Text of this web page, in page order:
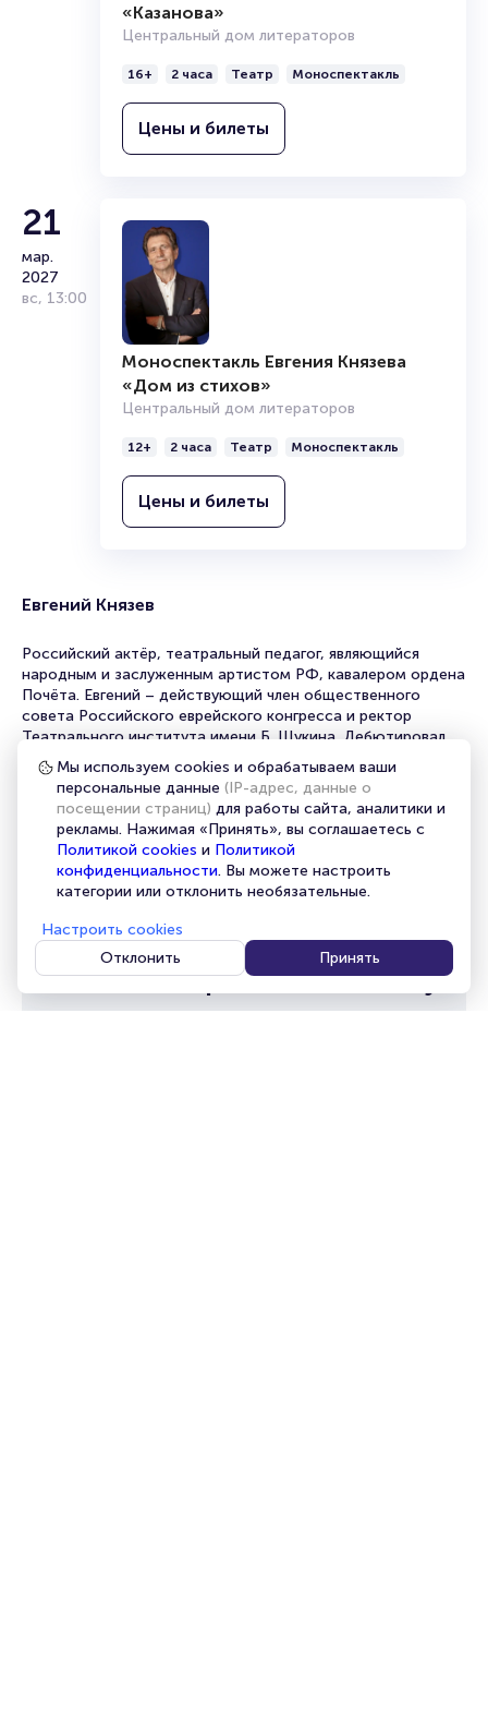
«Казанова»
Центральный дом литераторов
16+ 2 часа Театр Моноспектакль
Цены и билеты
21
мар.
2027
вс, 13:00
Моноспектакль Евгения Князева
«Дом из стихов»
Центральный дом литераторов
12+ 2 часа Театр Моноспектакль
Цены и билеты
Евгений Князев
Российский актёр, театральный педагог, являющийся
народным и заслуженным артистом РФ, кавалером ордена
Почёта. Евгений – действующий член общественного
совета Российского еврейского конгресса и ректор
Театрального института имени Б. Щукина. Дебютировал
на сцене Театра имени Е.Б. Вахтангова. Играл в таких
спектаклях как «Роза и крест», «Анна Каренина», «Ричард
третий», «Маленькие трагедии», «Зойкина квартира». В его
фильмографии более 40 кинопроектов. Был награждён
Государственной премией Российской Федерации в
области литературы и искусства в 1995 г.
Самые интересные события у
вас в почте
Мы используем cookies и обрабатываем ваши
персональные данные (IP-адрес, данные о
посещении страниц) для работы сайта, аналитики и
рекламы. Нажимая «Принять», вы соглашаетесь с
Политикой cookies и Политикой
конфиденциальности. Вы можете настроить
категории или отклонить необязательные.
Настроить cookies
Отклонить
Принять